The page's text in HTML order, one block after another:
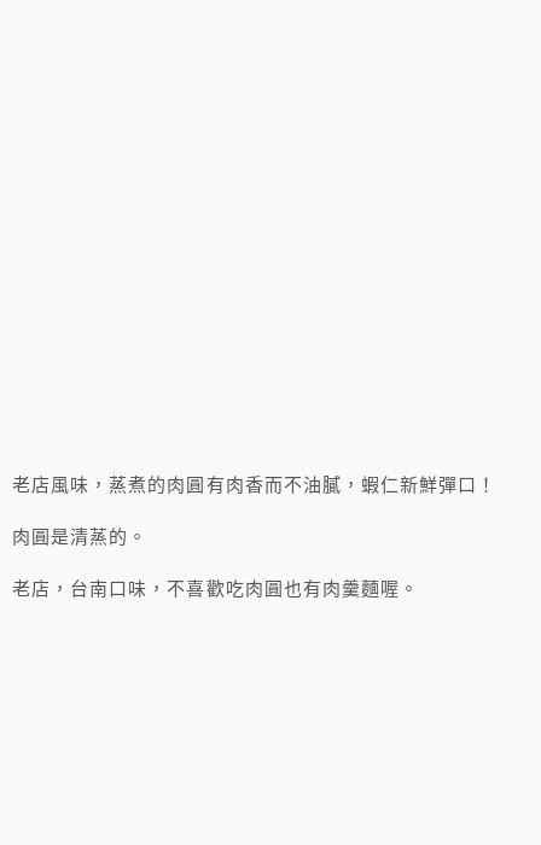
老店風味，蒸煮的肉圓有肉香而不油膩，蝦仁新鮮彈口！
肉圓是清蒸的。
老店，台南口味，不喜歡吃肉圓也有肉羹麵喔。